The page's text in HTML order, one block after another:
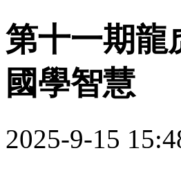
第十一期龍
國學智慧
2025-9-15